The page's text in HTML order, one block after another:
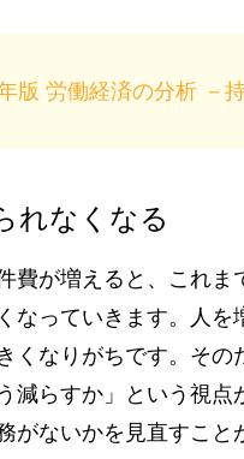
版 労働経済の分析 －
れなくなる
費が増えると、これま
なっていきます。人
くなりがちです。その
減らすか」という視
がないかを見直すこと